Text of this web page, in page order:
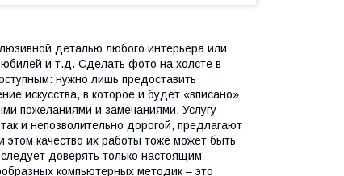
деталью любого интерьера или
и т.д. Сделать фото на холсте в
нужно лишь предоставить
искусства, в которое и будет «вписано»
пожеланиями и замечаниями. Услугу
и непозволительно дорогой, предлагают
этом качество их работы тоже может быть
доверять только настоящим
компьютерных методик – это